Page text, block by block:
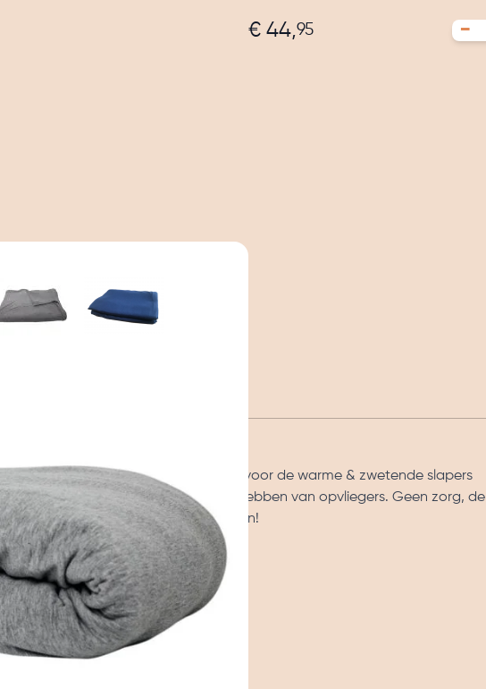
image
€ 44,95 -
Cosy Verzwaringsdeken. Ideaal voor de warme & zwetende slapers
vrouwen in de overgang die last hebben van opvliegers. Geen zorg, de
het dus in de winter niet koud hebben!